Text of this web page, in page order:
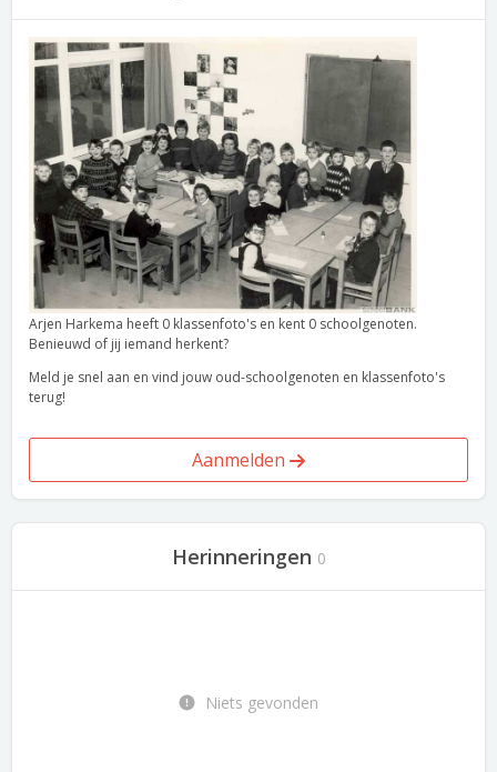
Arjen Harkema heeft 0 klassenfoto's en kent 0 schoolgenoten.
Benieuwd of jij iemand herkent?
Meld je snel aan en vind jouw oud-schoolgenoten en klassenfoto's
terug!
Aanmelden
Herinneringen 0
Niets gevonden